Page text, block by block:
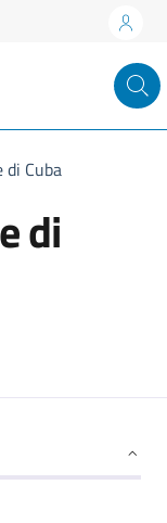
di Cuba
di